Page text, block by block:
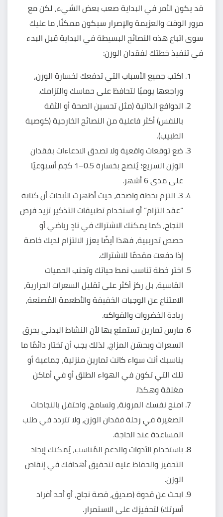
قد يكون الأمر في البداية صعب بعض الشيء، لكن مع
مرور الوقت والعزيمة والإصرار سيكون ممكنًا، ما عليك
سوى اتباع هذه النصائح البسيطة في البداية قبل البدء
في تنفيذ خطتك لفقدان الوزن:
اكتب جميع الأسباب التي تدفعك لخسارة الوزن،
وراجعها يوميًا لتحافظ على حماسك والتزامك.
الدوافع الذاتية (مثل تحسين الصحة أو الثقة
بالنفس) أكثر فاعلية من النصائح الخارجية (كوصية
الطبيب).
ضع توقعات واقعية ولا تصدق الادعاءات بفقدان
الوزن السريع؛ يُنصح بخسارة 0.5–1 كجم أسبوعيًا
على مدى 6 أشهر.
3. التزم بخطة واضحة، حيث أظهرت الأبحاث أن كتابة
“عقد التزام” أو استخدام تطبيقات التذكير تزيد فرص
النجاح، كما يمكنك الاشتراك في نادٍ رياضي أو
حصص تدريبية، فهذا أيضًا يعزز الالتزام لديك خاصة
إذا دفعت مقدمًا للاشتراك.
اختر خطة تناسب نمط حياتك وتجنب الحميات
القاسية، بل ركز أكثر على تقليل السعرات الحرارية،
الامتناع عن الوجبات الخفيفة والأطعمة المُصنعة،
زيادة الخضروات والفواكه.
مارس تمارين تستمتع بها لأن النشاط البدني يحرق
السعرات ويحسّن المزاج، لذلك يجب أن تختار دائمًا ما
يناسبك أنت سواء كانت تمارين منزلية، جماعية أو
تلك التي تكون في الهواء الطلق أو في أماكن
مغلقة وهكذا.
امنح نفسك المرونة، وتسامح، واحتفل بالنجاحات
الصغيرة في رحلة فقدان الوزن، ولا تتردد في طلب
المساعدة عند الحاجة.
باستخدام الأدوات والدعم المُناسب، يُمكنك إيجاد
التحفيز والحفاظ عليه لتحقيق أهدافك في إنقاص
الوزن.
ابحث عن قدوة (صديق، قصة نجاح، أو أحد أفراد
أسرتك) لتحفيزك على الاستمرار.